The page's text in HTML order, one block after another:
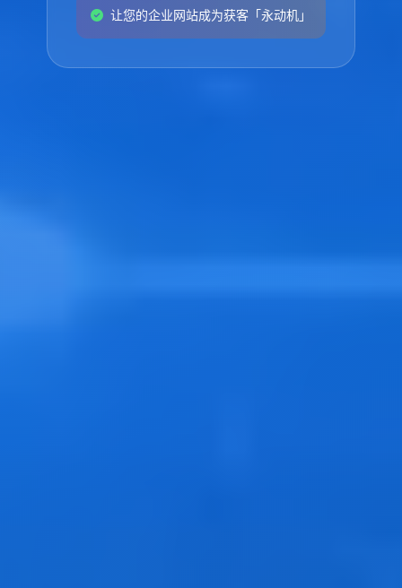
让您的企业网站成为获客「永动机」